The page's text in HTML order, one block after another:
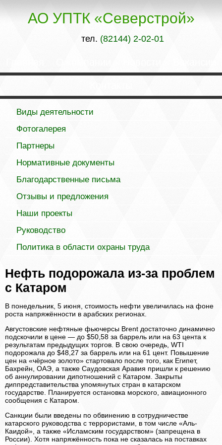
АО УПТК «Северстрой»
тел. (82144) 2-02-01
Виды деятельности
Фотогалерея
Партнеры
Нормативные документы
Благодарственные письма
Отзывы и предложения
Наши проекты
Руководство
Политика в области охраны труда
Нефть подорожала из-за проблем
с Катаром
В понедельник, 5 июня, стоимость нефти увеличилась на фоне
роста напряжённости в арабских регионах.
Августовские нефтяные фьючерсы Brent достаточно динамично
подскочили в цене — до $50,58 за баррель или на 63 цента к
результатам предыдущих торгов. В свою очередь, WTI
подорожала до $48,27 за баррель или на 61 цент. Повышение
цен на «чёрное золото» стартовало после того, как Египет,
Бахрейн, ОАЭ, а также Саудовская Аравия пришли к решению
об аннулировании дипотношений с Катаром. Закрыты
диппредставительства упомянутых стран в катарском
государстве. Планируется остановка морского, авиационного
сообщения с Катаром.
Санкции были введены по обвинению в сотрудничестве
катарского руководства с террористами, в том числе «Аль-
Каидой», а также «Исламским государством» (запрещена в
России). Хотя напряжённость пока не сказалась на поставках